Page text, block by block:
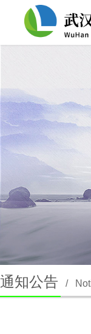
通知公告 /